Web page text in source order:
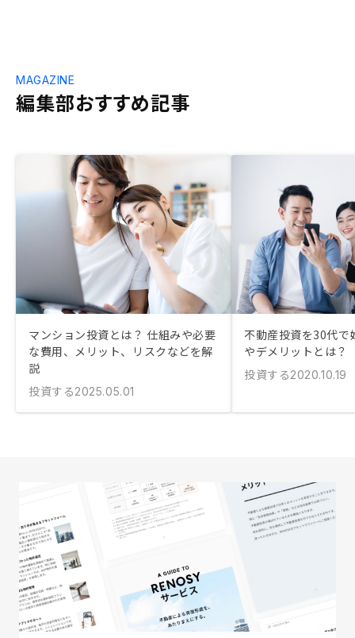
編集部おすすめ記事
MAGAZINE
マンション投資とは？ 仕組みや必要
な費用、メリット、リスクなどを解
説
投資する2025.05.01
不動産投資を30代で
やデメリットとは？
投資する2020.10.19